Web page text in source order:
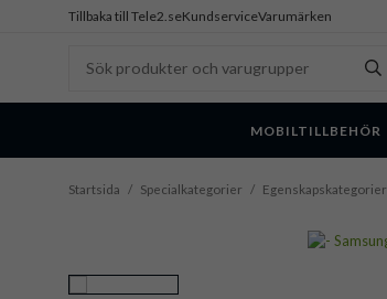
Tillbaka till Tele2.seKundserviceVarumärken
MOBILTILLBEHÖR
Startsida / Specialkategorier / Egenskapskategorier